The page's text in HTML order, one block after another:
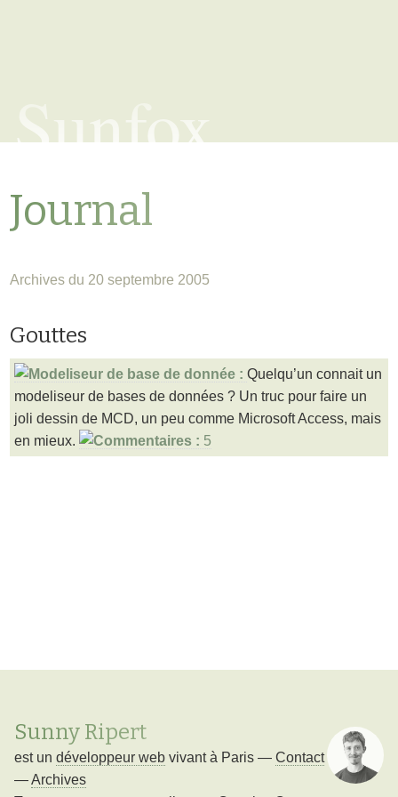
Sunfox
Journal
Archives du 20 septembre 2005
Gouttes
Quelqu’un connait un
modeliseur de bases de données ? Un truc pour faire un
joli dessin de MCD, un peu comme Microsoft Access, mais
en mieux.
5
Sunny Ripert
est un développeur web vivant à Paris — Contact
—Archives